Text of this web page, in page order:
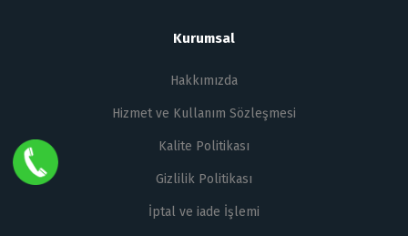
Kurumsal
Hakkımızda
Hizmet ve Kullanım Sözleşmesi
Kalite Politikası
Gizlilik Politikası
İptal ve iade İşlemi